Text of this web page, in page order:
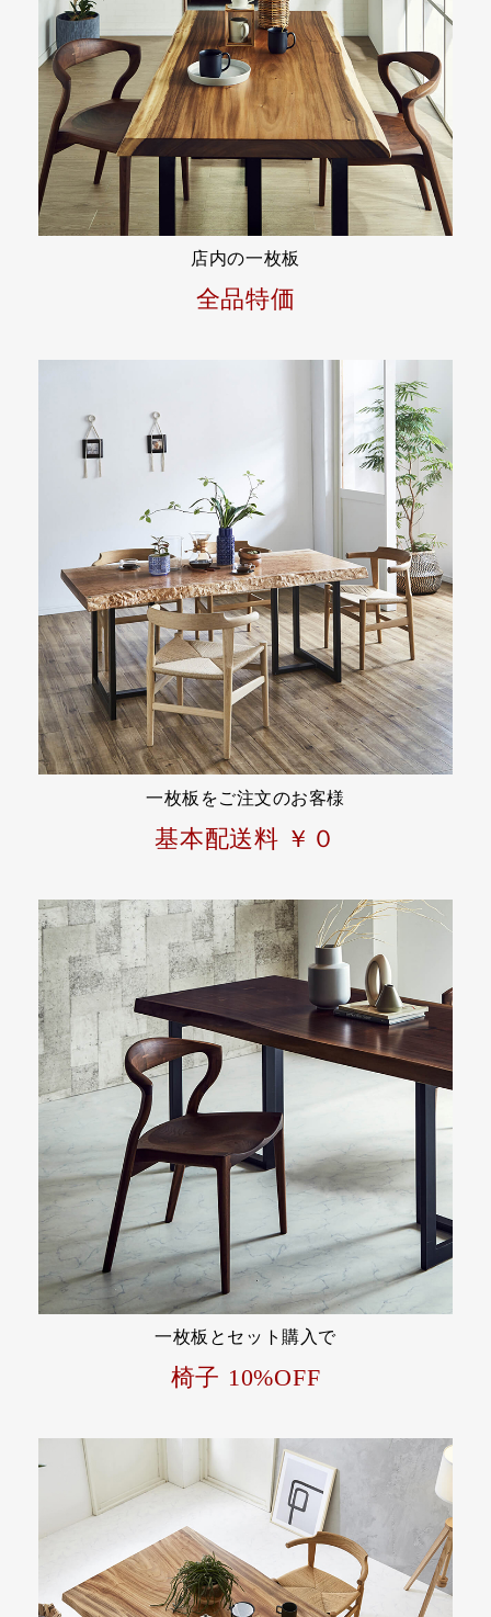
店内の一枚板
全品特価
一枚板をご注文のお客様
基本配送料 ￥０
一枚板とセット購入で
椅子 10%OFF